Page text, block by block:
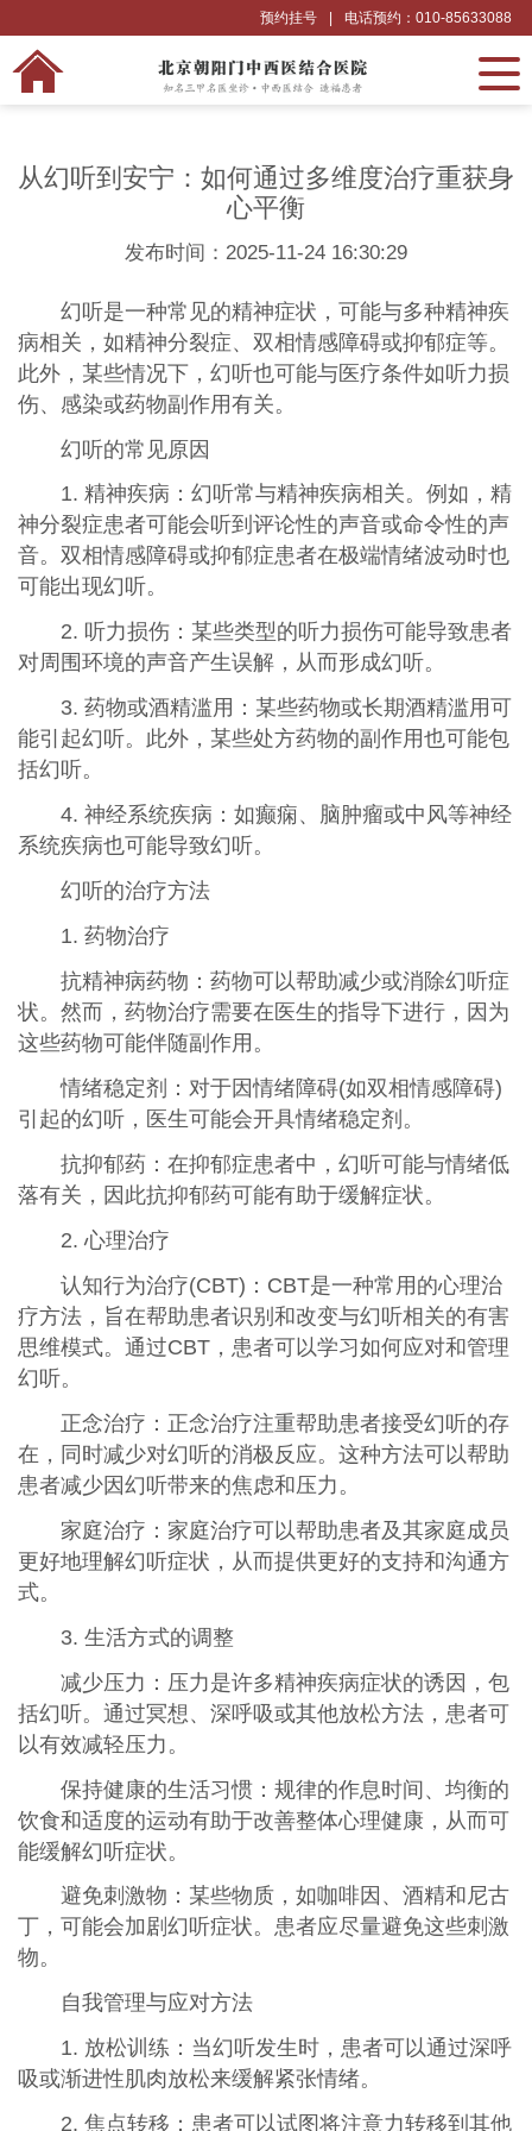
电话预约：010-85633088
预约挂号
从幻听到安宁：如何通过多维度治疗重获身
心平衡
发布时间：2025-11-24 16:30:29
幻听是一种常见的精神症状，可能与多种精神疾
病相关，如精神分裂症、双相情感障碍或抑郁症等。
此外，某些情况下，幻听也可能与医疗条件如听力损
伤、感染或药物副作用有关。
幻听的常见原因
1. 精神疾病：幻听常与精神疾病相关。例如，精
神分裂症患者可能会听到评论性的声音或命令性的声
音。双相情感障碍或抑郁症患者在极端情绪波动时也
可能出现幻听。
2. 听力损伤：某些类型的听力损伤可能导致患者
对周围环境的声音产生误解，从而形成幻听。
3. 药物或酒精滥用：某些药物或长期酒精滥用可
能引起幻听。此外，某些处方药物的副作用也可能包
括幻听。
4. 神经系统疾病：如癫痫、脑肿瘤或中风等神经
系统疾病也可能导致幻听。
幻听的治疗方法
1. 药物治疗
抗精神病药物：药物可以帮助减少或消除幻听症
状。然而，药物治疗需要在医生的指导下进行，因为
这些药物可能伴随副作用。
情绪稳定剂：对于因情绪障碍(如双相情感障碍)
引起的幻听，医生可能会开具情绪稳定剂。
抗抑郁药：在抑郁症患者中，幻听可能与情绪低
落有关，因此抗抑郁药可能有助于缓解症状。
2. 心理治疗
认知行为治疗(CBT)：CBT是一种常用的心理治
疗方法，旨在帮助患者识别和改变与幻听相关的有害
思维模式。通过CBT，患者可以学习如何应对和管理
幻听。
正念治疗：正念治疗注重帮助患者接受幻听的存
在，同时减少对幻听的消极反应。这种方法可以帮助
患者减少因幻听带来的焦虑和压力。
家庭治疗：家庭治疗可以帮助患者及其家庭成员
更好地理解幻听症状，从而提供更好的支持和沟通方
式。
3. 生活方式的调整
减少压力：压力是许多精神疾病症状的诱因，包
括幻听。通过冥想、深呼吸或其他放松方法，患者可
以有效减轻压力。
保持健康的生活习惯：规律的作息时间、均衡的
饮食和适度的运动有助于改善整体心理健康，从而可
能缓解幻听症状。
避免刺激物：某些物质，如咖啡因、酒精和尼古
丁，可能会加剧幻听症状。患者应尽量避免这些刺激
物。
自我管理与应对方法
1. 放松训练：当幻听发生时，患者可以通过深呼
吸或渐进性肌肉放松来缓解紧张情绪。
2. 焦点转移：患者可以试图将注意力转移到其他